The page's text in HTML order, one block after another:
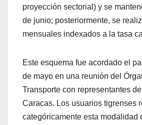
proyección sectorial) y se
de junio; posteriormente, se
mensuales indexados a la tasa
​Este esquema fue acordado el
de mayo en una reunión del
Transporte con representantes
Caracas. Los usuarios tigrenses
categóricamente esta modalidad